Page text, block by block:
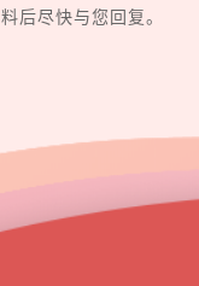
料后尽快与您回复。